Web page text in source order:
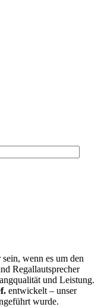
wenn es um den
Regallautsprecher
und Leistung.
entwickelt – unser
wurde.